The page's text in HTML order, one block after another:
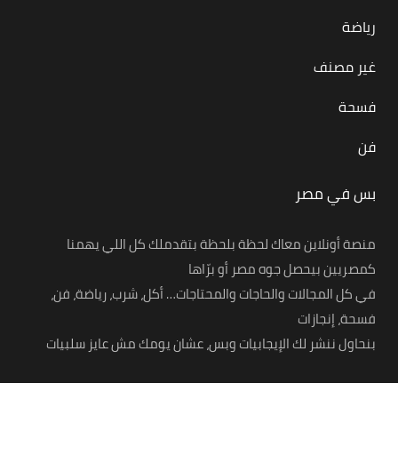
رياضة
غير مصنف
فسحة
فن
بس في مصر
منصة أونلاين معاك لحظة بلحظة بتقدملك كل اللي يهمنا
كمصريين بيحصل جوه مصر أو برّاها
في كل المجالات والحاجات والمحتاجات… أكل، شرب، رياضة، فن،
فسحة، إنجازات
بنحاول ننشر لك الإيجابيات وبس، عشان يومك مش عايز سلبيات